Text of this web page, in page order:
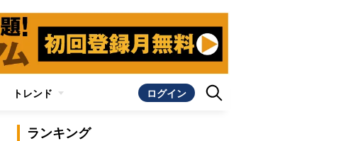
トレンド ログイン
ランキング